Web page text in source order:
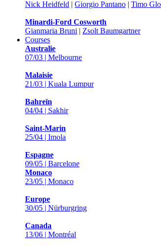
Nick Heidfeld | Giorgio Pantano | Timo
Minardi-Ford Cosworth
Gianmaria Bruni | Zsolt Baumgartner
Courses
Australie
07/03 | Melbourne
Malaisie
21/03 | Kuala Lumpur
Bahreïn
04/04 | Sakhir
Saint-Marin
25/04 | Imola
Espagne
09/05 | Barcelone
Monaco
23/05 | Monaco
Europe
30/05 | Nürburgring
Canada
13/06 | Montréal